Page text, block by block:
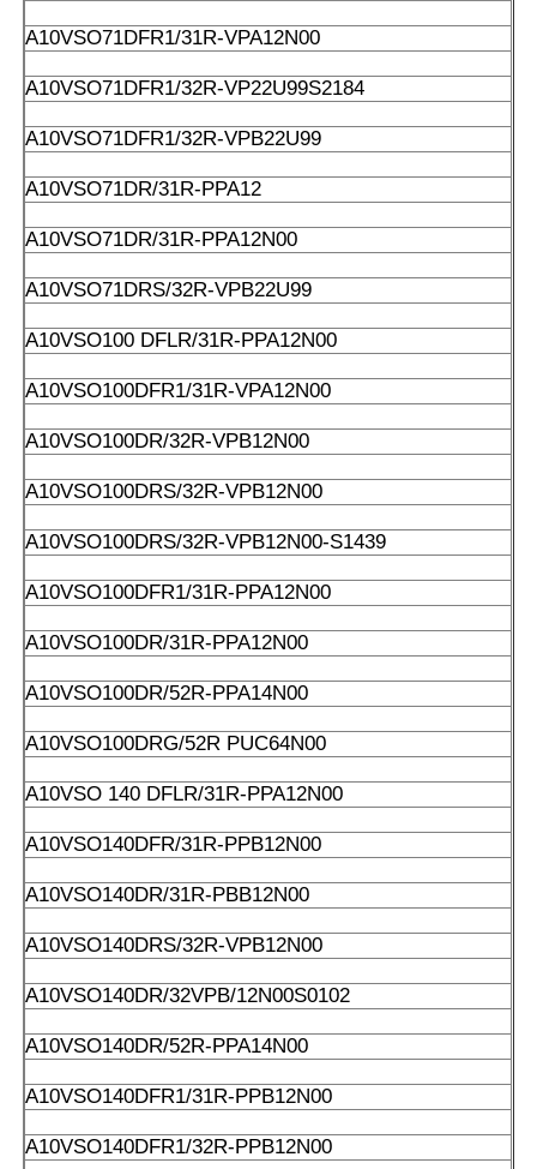
Α10VSO71DFR1/31R-VPA12N00
Α10VSO71DFR1/32R-VP22U99S2184
Α10VSO71DFR1/32R-VPB22U99
Α10VSO71DR/31R-PPA12
Α10VSO71DR/31R-PPA12N00
Α10VSO71DRS/32R-VPB22U99
Α10VSO100 DFLR/31R-PPA12N00
Α10VSO100DFR1/31R-VPA12N00
Α10VSO100DR/32R-VPB12N00
Α10VSO100DRS/32R-VPB12N00
Α10VSO100DRS/32R-VPB12N00-S1439
Α10VSO100DFR1/31R-PPA12N00
Α10VSO100DR/31R-PPA12N00
Α10VSO100DR/52R-PPA14N00
Α10VSO100DRG/52R PUC64N00
Α10VSO 140 DFLR/31R-PPA12N00
Α10VSO140DFR/31R-PPB12N00
Α10VSO140DR/31R-PBB12N00
Α10VSO140DRS/32R-VPB12N00
Α10VSO140DR/32VPB/12N00S0102
Α10VSO140DR/52R-PPA14N00
Α10VSO140DFR1/31R-PPB12N00
Α10VSO140DFR1/32R-PPB12N00